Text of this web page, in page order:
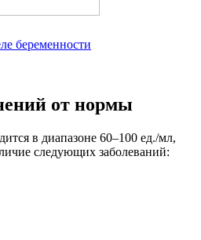
беременности
от нормы
в диапазоне 60–100 ед./мл,
следующих заболеваний: